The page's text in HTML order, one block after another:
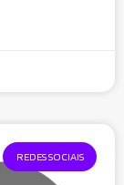
REDES SOCIAIS